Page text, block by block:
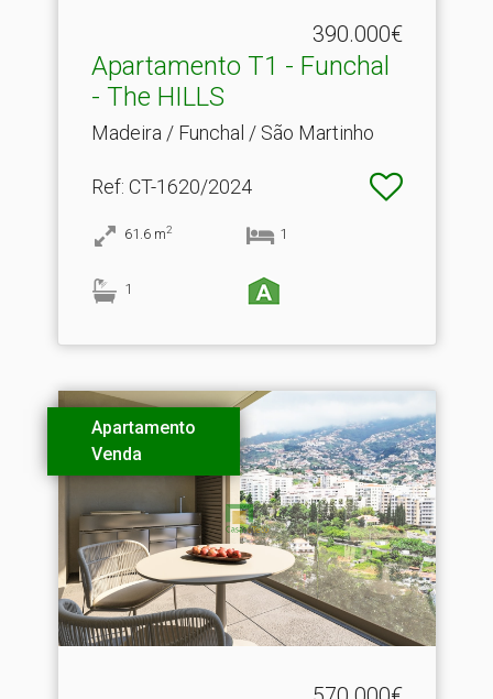
390.000€
Apartamento T1 - Funchal
- The HILLS
Madeira / Funchal / São Martinho
Ref: CT-1620/2024
61.6 m2 1
1
Apartamento
Venda